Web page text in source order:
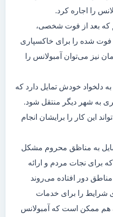
را اجاره کرد.
که بعد از فوت شخصی،
فوت شده را برای خاکسپاری
نیز می‌توان آمبولانس را
دلخواد خودش تمایل دارد که
به شهر دیگر منتقل شود.
این کار را برایشان انجام
وسایل به مناظق محروم مشکل
برای نجات مردم و ارائه
دور افتاده می‌روند
شرایط را برای خدمات
هم ممکن است که آمبولانس